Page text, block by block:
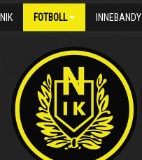
FOTBOLL INNEBANDY